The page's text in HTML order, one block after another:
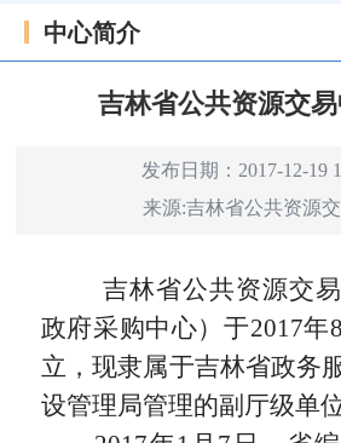
中心简介
吉林省公共资源交
发布日期：2017-12-19
来源:吉林省公共资源
吉林省公共资源交
政府采购中心）于2017年
立，现隶属于吉林省政务
设管理局管理的副厅级单